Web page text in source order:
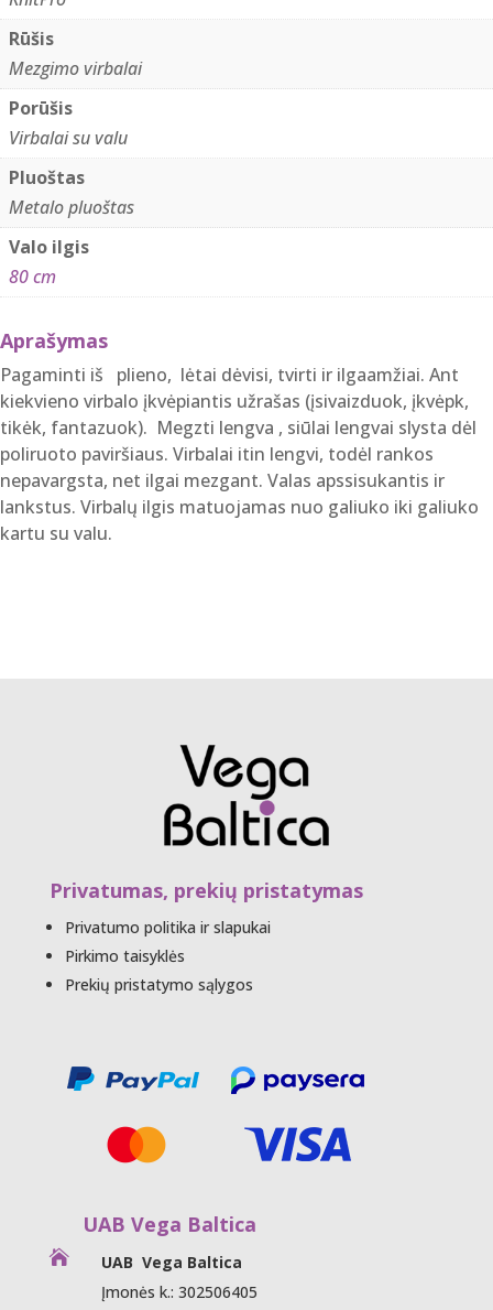
valu,
80
cm
Rūšis
Mezgimo virbalai
Porūšis
Virbalai su valu
Pluoštas
Metalo pluoštas
Valo ilgis
80 cm
Aprašymas
Pagaminti iš plieno, lėtai dėvisi, tvirti ir ilgaamžiai. Ant
kiekvieno virbalo įkvėpiantis užrašas (įsivaizduok, įkvėpk,
tikėk, fantazuok). Megzti lengva , siūlai lengvai slysta dėl
poliruoto paviršiaus. Virbalai itin lengvi, todėl rankos
nepavargsta, net ilgai mezgant. Valas apssisukantis ir
lankstus. Virbalų ilgis matuojamas nuo galiuko iki galiuko
kartu su valu.
Privatumas, prekių pristatymas
Privatumo politika ir slapukai
Pirkimo taisyklės
Prekių pristatymo sąlygos
UAB Vega Baltica

UAB Vega Baltica
Įmonės k.: 302506405